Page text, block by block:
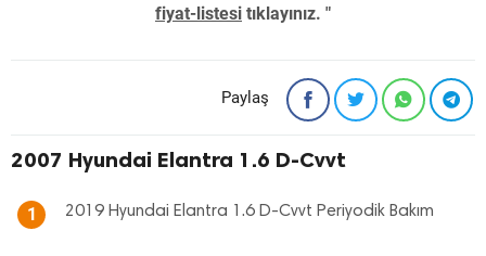
fiyat-listesi tıklayınız. "
Paylaş
2007 Hyundai Elantra 1.6 D-Cvvt
1 2019 Hyundai Elantra 1.6 D-Cvvt Periyodik Bakım